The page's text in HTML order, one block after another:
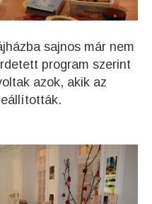
sajnos már nem
program szerint
azok, akik az